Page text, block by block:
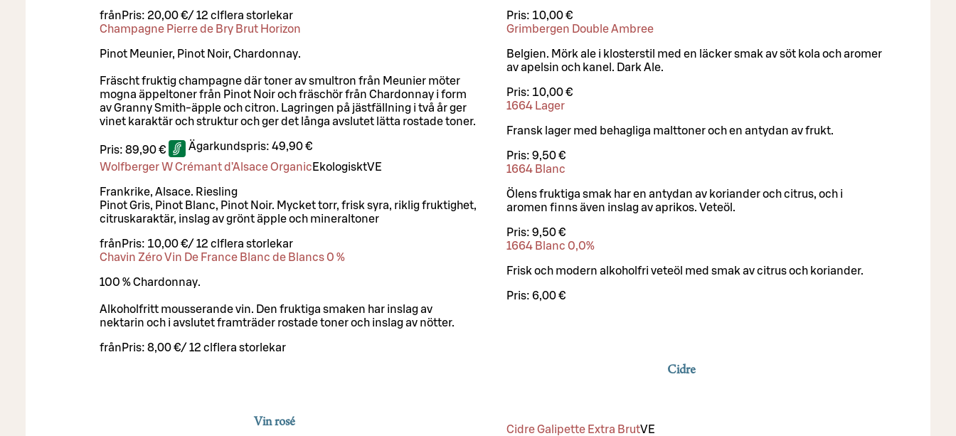
från Pris: 20,00 €/ 12 cl flera storlekar
Champagne Pierre de Bry Brut Horizon
Pinot Meunier, Pinot Noir, Chardonnay.
Fräscht fruktig champagne där toner av smultron från Meunier möter
mogna äppeltoner från Pinot Noir och fräschör från Chardonnay i form
av Granny Smith-äpple och citron. Lagringen på jästfällning i två år ger
vinet karaktär och struktur och ger det långa avslutet lätta rostade toner.
Pris: 89,90 € Ägarkundspris: 49,90 €
Wolfberger W Crémant d’Alsace Organic EkologisktVE
Frankrike, Alsace. Riesling
Pinot Gris, Pinot Blanc, Pinot Noir. Mycket torr, frisk syra, riklig fruktighet,
citruskaraktär, inslag av grönt äpple och mineraltoner
från Pris: 10,00 €/ 12 cl flera storlekar
Chavin Zéro Vin De France Blanc de Blancs 0 %
100 % Chardonnay.
Alkoholfritt mousserande vin. Den fruktiga smaken har inslag av
nektarin och i avslutet framträder rostade toner och inslag av nötter.
från Pris: 8,00 €/ 12 cl flera storlekar
Vin rosé
Pris: 10,00 €
Grimbergen Double Ambree
Belgien. Mörk ale i klosterstil med en läcker smak av söt kola och aromer
av apelsin och kanel. Dark Ale.
Pris: 10,00 €
1664 Lager
Fransk lager med behagliga malttoner och en antydan av frukt.
Pris: 9,50 €
1664 Blanc
Ölens fruktiga smak har en antydan av koriander och citrus, och i
aromen finns även inslag av aprikos. Veteöl.
Pris: 9,50 €
1664 Blanc 0,0%
Frisk och modern alkoholfri veteöl med smak av citrus och koriander.
Pris: 6,00 €
Cidre
Cidre Galipette Extra BrutVE